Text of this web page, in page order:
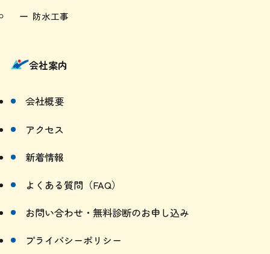
防水工事
会社案内
会社概要
アクセス
新着情報
よくある質問（FAQ）
お問い合わせ・無料診断のお申し込み
プライバシーポリシー